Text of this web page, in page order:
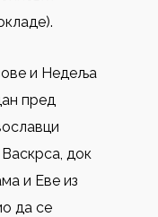
и Недеља
пред
док
и Еве из
да се